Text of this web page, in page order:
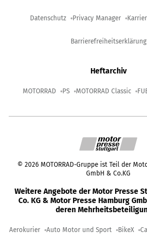
Datenschutz Privacy Manager
Barrierefreiheitserklärung
Heftarchiv
MOTORRAD PS MOTORRAD Classic
© 2026 MOTORRAD-Gruppe ist Teil der
GmbH & Co.KG
Weitere Angebote der Motor Presse
Co. KG & Motor Presse Hamburg
deren
Aerokurier Auto Motor und Sport BikeX